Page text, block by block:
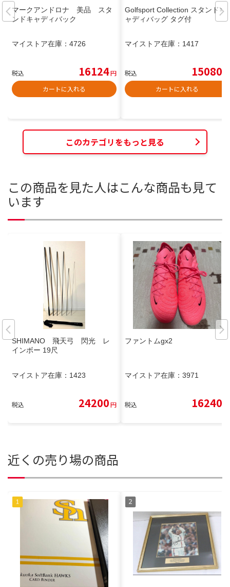
マークアンドロナ 美品 スタ
ンドキャディバック
マイストア在庫： 4726
税込 16124円
カートに入れる
Golfsport Collection スタンドキ
ャディバッグ タグ付
マイストア在庫： 1417
税込 15080
カートに入れる
このカテゴリをもっと見る
この商品を見た人はこんな商品も見て
います
SHIMANO 飛天弓 閃光 レ
インボー 19尺
マイストア在庫： 1423
税込 24200円
ファントムgx2
マイストア在庫： 3971
税込 16240
近くの売り場の商品